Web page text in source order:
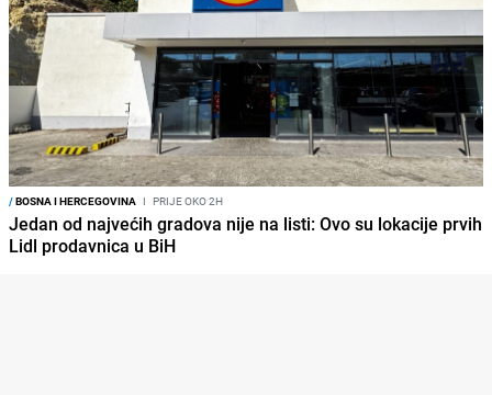
/BOSNA I HERCEGOVINA I PRIJE OKO 2H
Jedan od najvećih gradova nije na listi: Ovo su lokacije prvih
Lidl prodavnica u BiH